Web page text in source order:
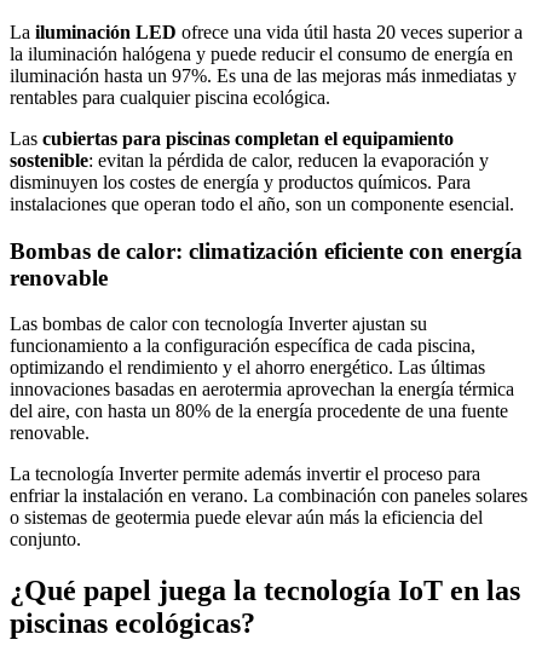
La iluminación LED ofrece una vida útil hasta 20 veces superior a
la iluminación halógena y puede reducir el consumo de energía en
iluminación hasta un 97%. Es una de las mejoras más inmediatas y
rentables para cualquier piscina ecológica.
Las cubiertas para piscinas completan el equipamiento
sostenible: evitan la pérdida de calor, reducen la evaporación y
disminuyen los costes de energía y productos químicos. Para
instalaciones que operan todo el año, son un componente esencial.
Bombas de calor: climatización eficiente con energía
renovable
Las bombas de calor con tecnología Inverter ajustan su
funcionamiento a la configuración específica de cada piscina,
optimizando el rendimiento y el ahorro energético. Las últimas
innovaciones basadas en aerotermia aprovechan la energía térmica
del aire, con hasta un 80% de la energía procedente de una fuente
renovable.
La tecnología Inverter permite además invertir el proceso para
enfriar la instalación en verano. La combinación con paneles solares
o sistemas de geotermia puede elevar aún más la eficiencia del
conjunto.
¿Qué papel juega la tecnología IoT en las
piscinas ecológicas?